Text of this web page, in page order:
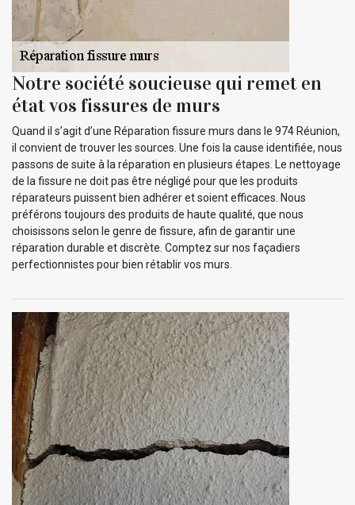
Notre société soucieuse qui remet en
état vos fissures de murs
Quand il s’agit d’une Réparation fissure murs dans le 974 Réunion,
il convient de trouver les sources. Une fois la cause identifiée, nous
passons de suite à la réparation en plusieurs étapes. Le nettoyage
de la fissure ne doit pas être négligé pour que les produits
réparateurs puissent bien adhérer et soient efficaces. Nous
préférons toujours des produits de haute qualité, que nous
choisissons selon le genre de fissure, afin de garantir une
réparation durable et discrète. Comptez sur nos façadiers
perfectionnistes pour bien rétablir vos murs.